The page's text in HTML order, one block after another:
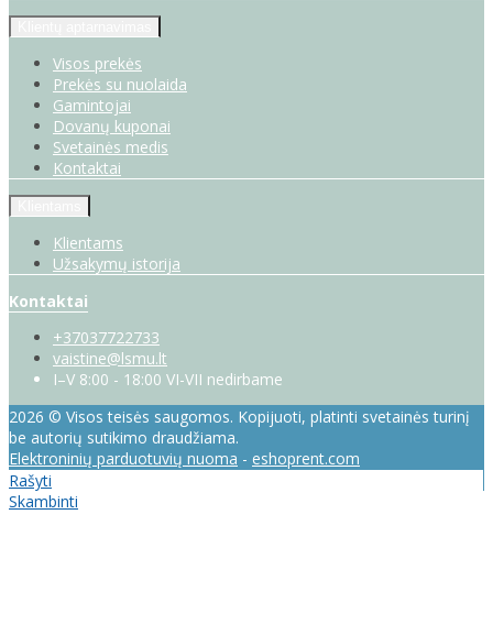
Visos prekės
Prekės su nuolaida
Gamintojai
Dovanų kuponai
Svetainės medis
Kontaktai
Klientams
Užsakymų istorija
Kontaktai
+37037722733
vaistine@lsmu.lt
I–V 8:00 - 18:00 VI-VII nedirbame
2026 © Visos teisės saugomos. Kopijuoti, platinti svetainės turinį
be autorių sutikimo draudžiama.
Elektroninių parduotuvių nuoma - eshoprent.com
Rašyti
Skambinti